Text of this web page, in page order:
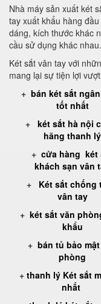
Nhà máy sản xuất két
tay xuất khẩu hàng
dáng, kích thước khác
cầu sử dụng khác nhau.
Két sắt vân tay với
mang lại sự tiện lợi
+ bán két sắt
tốt nhất
+ két sắt hà nội
hãng thanh lý
+ cửa hàng két
khách sạn vân
+ Két sắt chống
vân tay
+ két sắt văn
khẩu
+ bán tủ bảo
phòng
+ thanh lý Két sắt
nhất